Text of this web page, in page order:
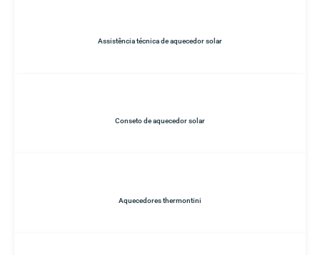
Assistência técnica de aquecedor solar
Conseto de aquecedor solar
Aquecedores thermontini